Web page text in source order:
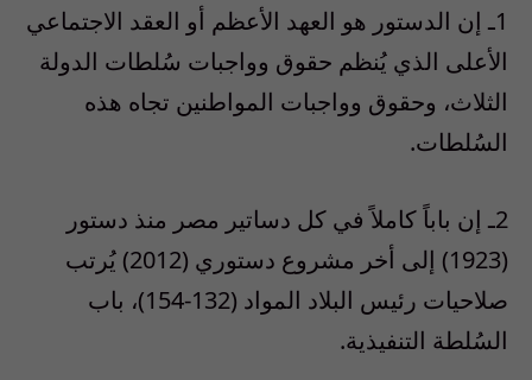
1ـ إن الدستور هو العهد الأعظم أو العقد الاجتماعي
الأعلى الذي يُنظم حقوق وواجبات سُلطات الدولة
الثلاث، وحقوق وواجبات المواطنين تجاه هذه
السُلطات.
2ـ إن باباً كاملاً في كل دساتير مصر منذ دستور
(1923) إلى أخر مشروع دستوري (2012) يُرتب
صلاحيات رئيس البلاد المواد (132-154)، باب
السُلطة التنفيذية.